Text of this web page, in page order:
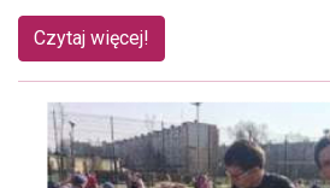
Czytaj więcej!